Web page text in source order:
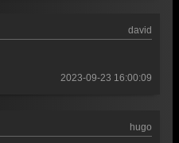
david
2023-09-23 16:00:09
hugo